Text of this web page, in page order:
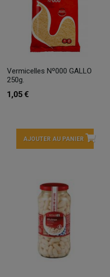
Vermicelles Nº000 GALLO
250g.
1,05 €
AJOUTER AU PANIER